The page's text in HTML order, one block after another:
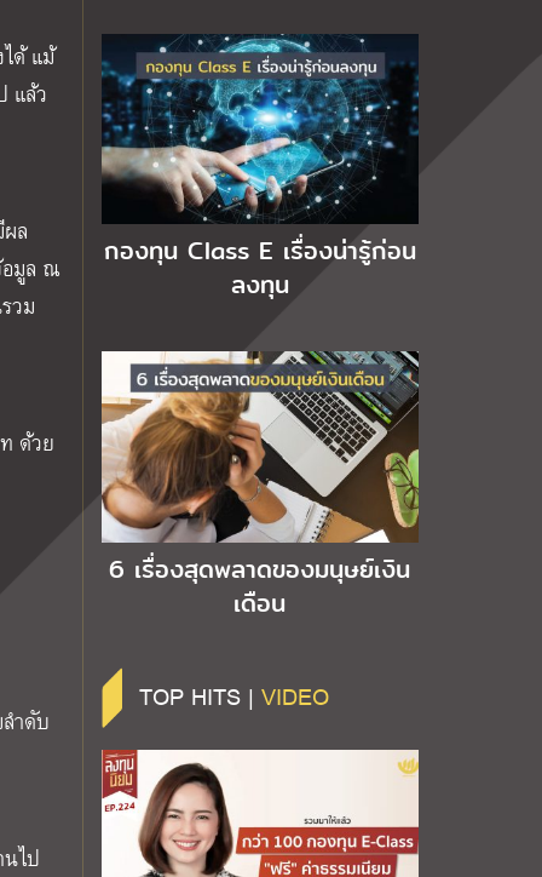
ด้ แม้
แล้ว
ล
อมูล ณ
วม
ด้วย
ำดับ
ไป
กองทุน Class E เรื่องน่ารู้ก่อน
ลงทุน
6 เรื่องสุดพลาดของมนุษย์เงิน
เดือน
TOP HITS | VIDEO